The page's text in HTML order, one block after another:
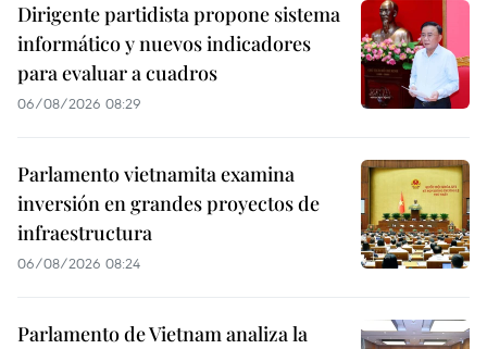
Dirigente partidista propone sistema
informático y nuevos indicadores
para evaluar a cuadros
06/08/2026 08:29
Parlamento vietnamita examina
inversión en grandes proyectos de
infraestructura
06/08/2026 08:24
Parlamento de Vietnam analiza la